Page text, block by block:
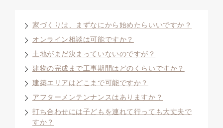
家づくりは、まずなにから始めたらいいですか？
オンライン相談は可能ですか？
土地がまだ決まっていないのですが？
建物の完成まで工事期間はどのくらいですか？
建築エリアはどこまで可能ですか？
アフターメンテンナンスはありますか？
打ち合わせには子どもを連れて行っても大丈夫で
すか？